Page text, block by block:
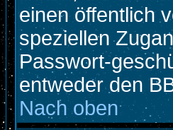
einen öffentlich
speziellen
Passwort-
entweder den
Nach oben